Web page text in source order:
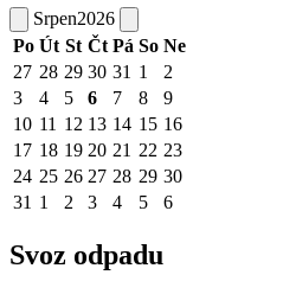
Srpen2026
Po Út St Čt Pá So Ne
27 28 29 30 31 1
2
3
4 5 6 7 8
9
10 11 12 13 14 15 16
17 18 19 20 21 22 23
24 25 26 27 28 29 30
31 1 2 3 4 5 6
Svoz odpadu